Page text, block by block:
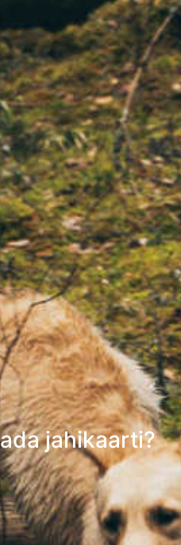
jahikaarti?